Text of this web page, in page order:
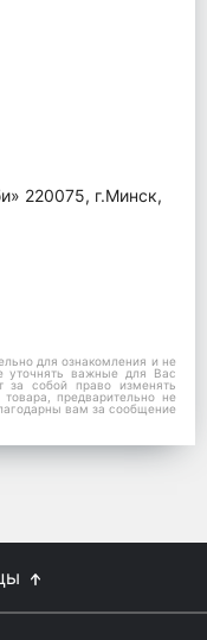
220075, г.Минск,
для ознакомления и не
уточнять важные для Вас
за собой право изменять
предварительно не
вам за сообщение